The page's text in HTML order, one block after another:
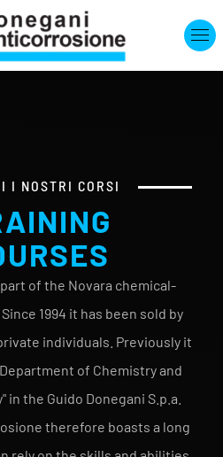
I NOSTRI CORSI
of the Novara chemical-
1994 it has been sold by
individuals. Previously it
of Chemistry and
the Guido Donegani S.p.a.
therefore boasts a long